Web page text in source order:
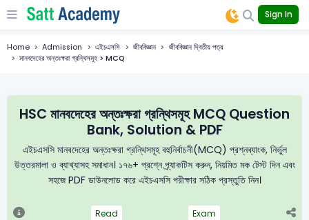
Sign In
Home Admission এইচএসসি জীববিজ্ঞান
জীববিজ্ঞান দ্বিতীয় পত্র
মানবদেহের অন্তঃক্ষরা গ্রন্থিসমূহ > MCQ
HSC মানবদেহের অন্তঃক্ষরা গ্রন্থিসমূহ MCQ Question
Bank, Solution & PDF
এইচএসসি মানবদেহের অন্তঃক্ষরা গ্রন্থিসমূহ বহুনির্বাচনী(MCQ) প্রশ্নব্যাংক, নির্ভুল
উত্তরমালা ও ব্যাখ্যাসহ সমাধান। ১৭৬+ প্রশ্নে প্র্যাকটিস করুন, নিয়মিত মক টেস্ট দিন এবং
সহজে PDF ডাউনলোড করে এইচএসসি পরীক্ষার সঠিক প্রস্তুতি নিন।
Read Exam